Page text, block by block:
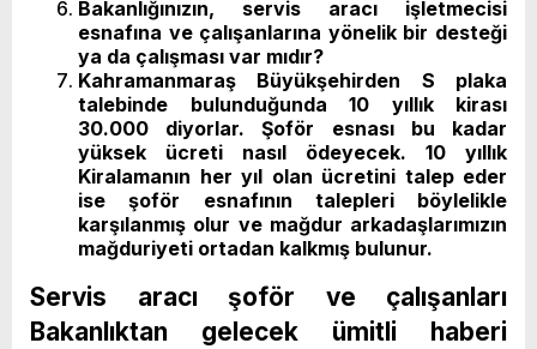
Bakanlığınızın, servis aracı işletmecisi
esnafına ve çalışanlarına yönelik bir desteği
ya da çalışması var mıdır?
Kahramanmaraş Büyükşehirden S plaka
talebinde bulunduğunda 10 yıllık kirası
30.000 diyorlar. Şoför esnası bu kadar
yüksek ücreti nasıl ödeyecek. 10 yıllık
Kiralamanın her yıl olan ücretini talep eder
ise şoför esnafının talepleri böylelikle
karşılanmış olur ve mağdur arkadaşlarımızın
mağduriyeti ortadan kalkmış bulunur.
Servis aracı şoför ve çalışanları
Bakanlıktan gelecek ümitli haberi